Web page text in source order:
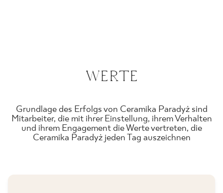
WERTE
Grundlage des Erfolgs von Ceramika Paradyż sind
Mitarbeiter, die mit ihrer Einstellung, ihrem Verhalten
und ihrem Engagement die Werte vertreten, die
Ceramika Paradyż jeden Tag auszeichnen